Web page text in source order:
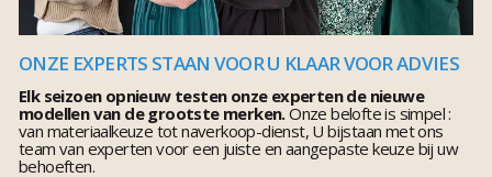
ONZE EXPERTS STAAN VOOR U KLAAR VOOR ADVIES
Elk seizoen opnieuw testen onze experten de nieuwe
modellen van de grootste merken.Onze belofte is simpel :
van materiaalkeuze tot naverkoop-dienst, U bijstaan met ons
team van experten voor een juiste en aangepaste keuze bij uw
behoeften.